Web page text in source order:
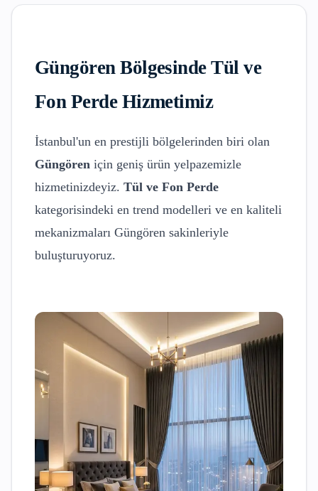
GüngörenBölgesindeTül ve
Fon PerdeHizmetimiz
İstanbul'un en prestijli bölgelerinden biri olan
Güngören için geniş ürün yelpazemizle
hizmetinizdeyiz. Tül ve Fon Perde
kategorisindeki en trend modelleri ve en kaliteli
mekanizmaları Güngören sakinleriyle
buluşturuyoruz.